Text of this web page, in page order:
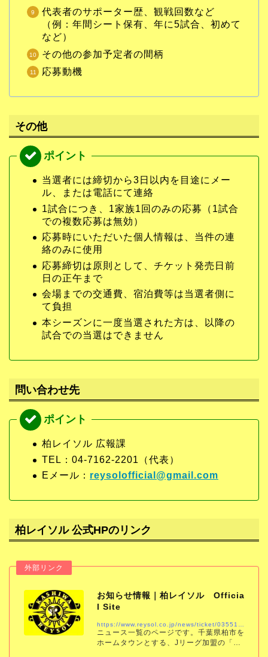
代表者のサポーター歴、観戦回数など
（例：年間シート保有、年に5試合、初めて
など）
その他の参加予定者の間柄
応募動機
その他
当選者には締切から3日以内を目途にメー
ル、または電話にて連絡
1試合につき、1家族1回のみの応募（1試合
での複数応募は無効）
応募時にいただいた個人情報は、当件の連
絡のみに使用
応募締切は原則として、チケット発売日前
日の正午まで
会場までの交通費、宿泊費等は当選者側に
て負担
本シーズンに一度当選された方は、以降の
試合での当選はできません
問い合わせ先
柏レイソル 広報課
TEL：04-7162-2201（代表）
Eメール： reysolofficial@gmail.com
柏レイソル 公式HPのリンク
お知らせ情報｜柏レイソル Officia
l Site
ニュース一覧のページです。千葉県柏市を
ホームタウンとする、Jリーグ加盟の「柏